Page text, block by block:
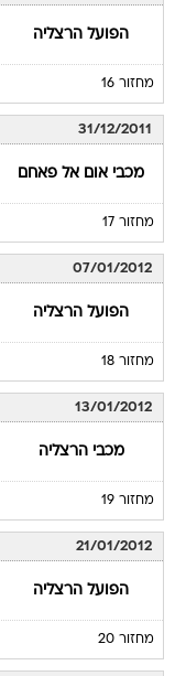
הפועל הרצליה
מחזור 16
31/12/2011
מכבי אום אל פאחם
מחזור 17
07/01/2012
הפועל הרצליה
מחזור 18
13/01/2012
מכבי הרצליה
מחזור 19
21/01/2012
הפועל הרצליה
מחזור 20